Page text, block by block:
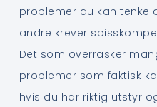
problemer du kan tenke
andre krever
Det som overrasker
problemer som faktisk
hvis du har riktig utstyr